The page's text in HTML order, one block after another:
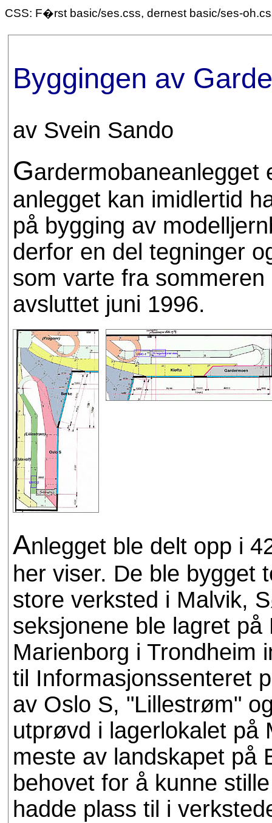
CSS: F�rst basic/ses.css, dernest basic/ses-
Byggingen av
av Svein Sando
Gardermobaneanlegget
anlegget kan imidlertid
på bygging av
derfor en del tegninger
som varte fra
avsluttet juni 1996.
Anlegget ble delt opp i
her viser. De ble bygget
store verksted i Malvik,
seksjonene ble lagret
Marienborg i Trondheim
til Informasjonssenteret
av Oslo S, "Lillestrøm"
utprøvd i lagerlokalet på
meste av landskapet på
behovet for å kunne
hadde plass til i